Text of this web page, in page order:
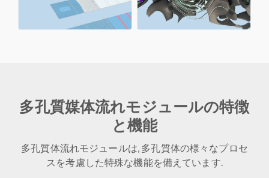
多孔質媒体流れモジュールの特徴
と機能
多孔質体流れモジュールは, 多孔質体の様々なプロセ
スを考慮した特殊な機能を備えています.